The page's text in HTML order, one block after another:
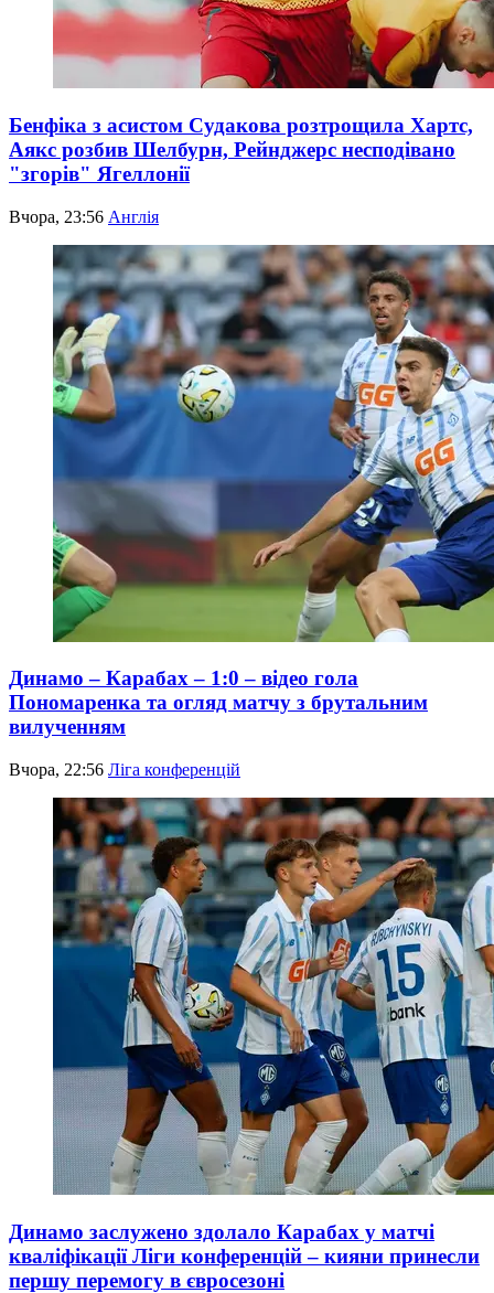
Бенфіка з асистом Судакова розтрощила Хартс,
Аякс розбив Шелбурн, Рейнджерс несподівано
"згорів" Ягеллонії
Вчора, 23:56 Англія
Динамо – Карабах – 1:0 – відео гола
Пономаренка та огляд матчу з брутальним
вилученням
Вчора, 22:56 Ліга конференцій
Динамо заслужено здолало Карабах у матчі
кваліфікації Ліги конференцій – кияни принесли
першу перемогу в євросезоні